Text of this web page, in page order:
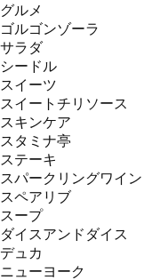
グルメ
ゴルゴンゾーラ
サラダ
シードル
スイーツ
スイートチリソース
スキンケア
スタミナ亭
ステーキ
スパークリングワイン
スペアリブ
スープ
ダイスアンドダイス
デュカ
ニューヨーク